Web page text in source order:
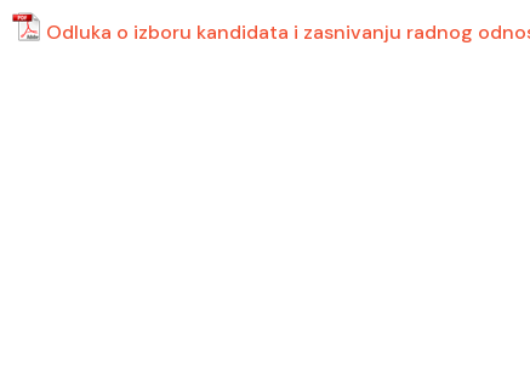
Odluka o izboru kandidata i zasnivanju radnog